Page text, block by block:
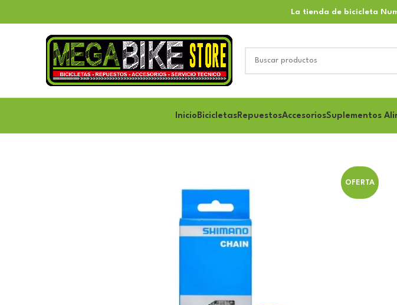
La tienda de bicicleta
Inicio BicicletasRepuestosAccesoriosSuplementos
OFERTA